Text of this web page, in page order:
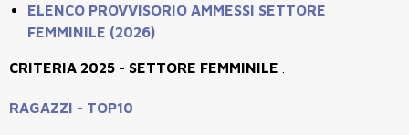
ELENCO PROVVISORIO AMMESSI SETTORE
FEMMINILE (2026)
CRITERIA 2025 - SETTORE FEMMINILE
RAGAZZI - TOP10